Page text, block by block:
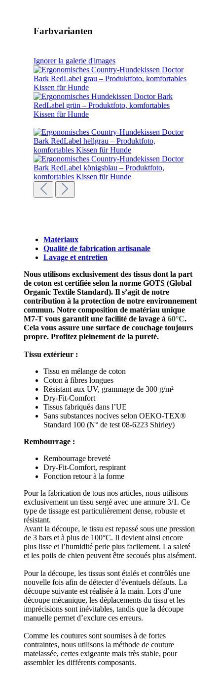
Farbvarianten
Ignorer la galerie d'images
Matériaux
Qualité de fabrication artisanale
Lavage et entretien
Nous utilisons exclusivement des tissus dont la part
de coton est certifiée selon la norme GOTS (Global
Organic Textile Standard). Il s’agit de notre
contribution à la protection de notre environnement
commun. Notre composition de matériau unique
M7-T vous garantit une facilité de lavage à 60°C.
Cela vous assure une surface de couchage toujours
propre. Profitez pleinement de la pureté.
Tissu extérieur :
Tissu en mélange de coton
Coton à fibres longues
Résistant aux UV, grammage de 300 g/m²
Dry-Fit-Comfort
Tissus fabriqués dans l’UE
Sans substances nocives selon OEKO-TEX®
Standard 100 (N° de test 08-6223 Shirley)
Rembourrage :
Rembourrage breveté
Dry-Fit-Comfort, respirant
Fonction retour à la forme
Pour la fabrication de tous nos articles, nous utilisons
exclusivement un tissu sergé avec une armure 3/1. Ce
type de tissage est particulièrement dense, robuste et
résistant.
Avant la découpe, le tissu est repassé sous une pression
de 3 bars et à plus de 100°C. Il devient ainsi encore
plus lisse et l’humidité perle plus facilement. La saleté
et les poils de chien peuvent être secoués plus aisément.
Pour la découpe, les tissus sont étalés et contrôlés une
nouvelle fois afin de détecter d’éventuels défauts. La
découpe suivante est réalisée à la main. Lors d’une
découpe mécanique, les déplacements du tissu et les
imprécisions sont inévitables, tandis que la découpe
manuelle permet d’exclure ces erreurs.
Comme les coutures sont soumises à de fortes
contraintes, nous utilisons la méthode de couture
matelassée, certes exigeante mais très stable, pour
assembler les différents composants.